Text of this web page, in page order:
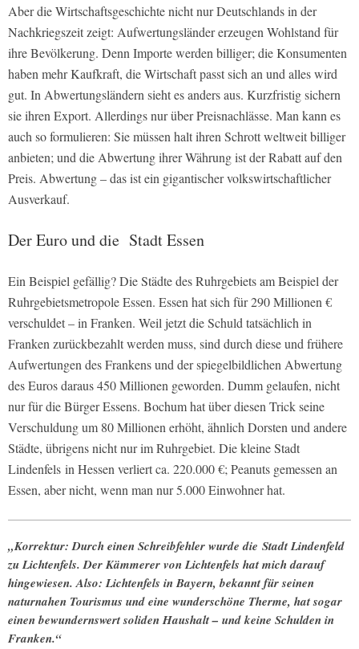
Aber die Wirtschaftsgeschichte nicht nur Deutschlands in der
Nachkriegszeit zeigt: Aufwertungsländer erzeugen Wohlstand für
ihre Bevölkerung. Denn Importe werden billiger; die Konsumenten
haben mehr Kaufkraft, die Wirtschaft passt sich an und alles wird
gut. In Abwertungsländern sieht es anders aus. Kurzfristig sichern
sie ihren Export. Allerdings nur über Preisnachlässe. Man kann es
auch so formulieren: Sie müssen halt ihren Schrott weltweit billiger
anbieten; und die Abwertung ihrer Währung ist der Rabatt auf den
Preis. Abwertung – das ist ein gigantischer volkswirtschaftlicher
Ausverkauf.
Der Euro und die Stadt Essen
Ein Beispiel gefällig? Die Städte des Ruhrgebiets am Beispiel der
Ruhrgebietsmetropole Essen. Essen hat sich für 290 Millionen €
verschuldet – in Franken. Weil jetzt die Schuld tatsächlich in
Franken zurückbezahlt werden muss, sind durch diese und frühere
Aufwertungen des Frankens und der spiegelbildlichen Abwertung
des Euros daraus 450 Millionen geworden. Dumm gelaufen, nicht
nur für die Bürger Essens. Bochum hat über diesen Trick seine
Verschuldung um 80 Millionen erhöht, ähnlich Dorsten und andere
Städte, übrigens nicht nur im Ruhrgebiet. Die kleine Stadt
Lindenfels in Hessen verliert ca. 220.000 €; Peanuts gemessen an
Essen, aber nicht, wenn man nur 5.000 Einwohner hat.
„Korrektur: Durch einen Schreibfehler wurde die Stadt Lindenfeld
zu Lichtenfels. Der Kämmerer von Lichtenfels hat mich darauf
hingewiesen. Also: Lichtenfels in Bayern, bekannt für seinen
naturnahen Tourismus und eine wunderschöne Therme, hat sogar
einen bewundernswert soliden Haushalt – und keine Schulden in
Franken.“